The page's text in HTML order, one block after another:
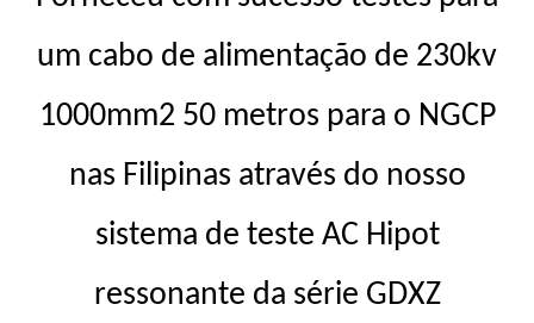
um cabo de alimentação de 230kv
1000mm2 50 metros para o NGCP
nas Filipinas através do nosso
sistema de teste AC Hipot
ressonante da série GDXZ